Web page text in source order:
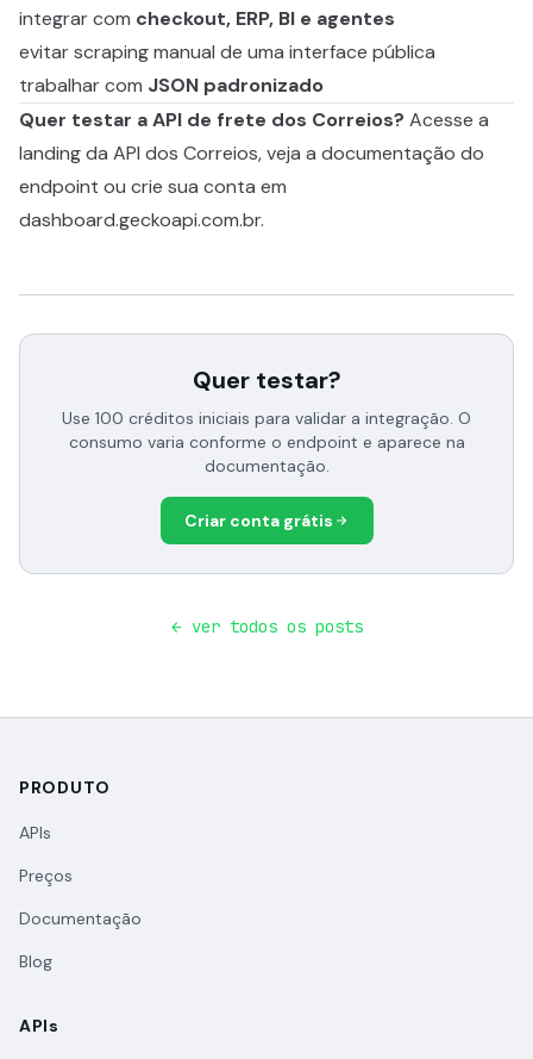
integrar com checkout, ERP, BI e agentes
evitar scraping manual de uma interface pública
trabalhar com JSON padronizado
Quer testar a API de frete dos Correios? Acesse a
landing da API dos Correios, veja a documentação do
endpoint ou crie sua conta em
dashboard.geckoapi.com.br.
Quer testar?
Use 100 créditos iniciais para validar a integração. O
consumo varia conforme o endpoint e aparece na
documentação.
Criar conta grátis
← ver todos os posts
PRODUTO
APIs
Preços
Documentação
Blog
APIs